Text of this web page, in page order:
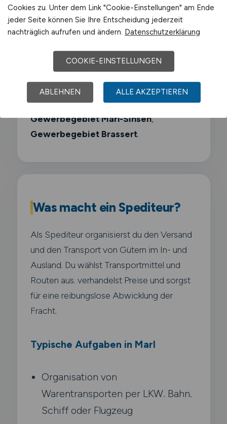
Sasol
Air Liquide
Schwerpunkt-Gewerbegebiete sind
Chemiepark Marl ,Industriegebiet Hüls,
Gewerbegebiet Marl-Sinsen,
Gewerbegebiet Brassert.
Was macht ein Spediteur?
Als Spediteur organisierst du den Versand
und den Transport von Gütern im In- und
Ausland. Du wählst Transportmittel und
Routen aus. verhandelst Preise und sorgst
für eine reibungslose Abwicklung der
Fracht.
Typische Aufgaben in Marl
Organisation von
Warentransporten per LKW. Bahn.
Schiff oder Flugzeug
Cookies zu. Unter dem Link "Cookie-Einstellungen" am Ende
jeder Seite können Sie Ihre Entscheidung jederzeit
nachträglich aufrufen und ändern. Datenschutzerklärung
COOKIE-EINSTELLUNGEN
ABLEHNEN ALLE AKZEPTIEREN